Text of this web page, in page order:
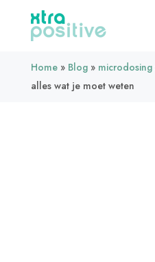
Home » Blog » microdosing
alles wat je moet weten